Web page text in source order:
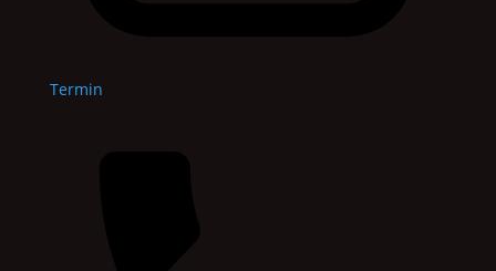
Termin